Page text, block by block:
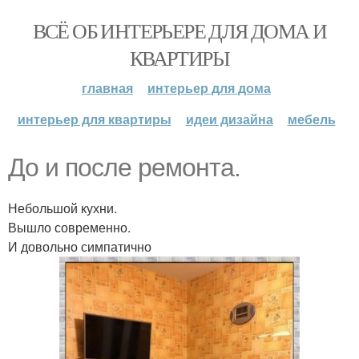
ВСЁ ОБ ИНТЕРЬЕРЕ ДЛЯ ДОМА И
КВАРТИРЫ
главная
интерьер для дома
интерьер для квартиры
идеи дизайна мебель
До и после ремонта.
Небольшой кухни.
Вышло современно.
И довольно симпатично